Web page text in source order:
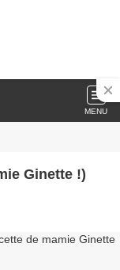
MENU
Ginette !)